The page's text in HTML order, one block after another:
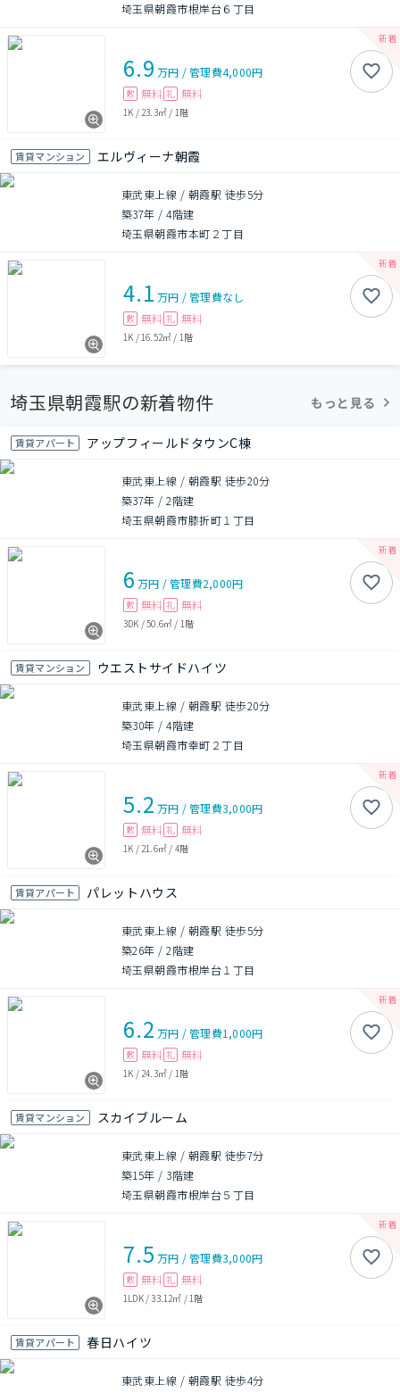
埼玉県朝霞市根岸台６丁目
6.9 万円 /管理費4,000円
敷 無料 礼 無料
1K / 23.3㎡ / 1階
賃貸マンション エルヴィーナ朝霞
東武東上線 / 朝霞駅 徒歩5分
築37年 /4階建
埼玉県朝霞市本町２丁目
4.1 万円 /管理費なし
敷 無料 礼 無料
1K / 16.52㎡ / 1階
埼玉県朝霞駅の新着物件 もっと見る
賃貸アパート アップフィールドタウンC棟
東武東上線 / 朝霞駅 徒歩20分
築37年 /2階建
埼玉県朝霞市膝折町１丁目
6 万円 /管理費2,000円
敷 無料 礼 無料
3DK /50.6㎡ / 1階
賃貸マンション ウエストサイドハイツ
東武東上線 / 朝霞駅 徒歩20分
築30年 /4階建
埼玉県朝霞市幸町２丁目
5.2 万円 /管理費3,000円
敷 無料 礼 無料
1K / 21.6㎡ / 4階
賃貸アパート パレットハウス
東武東上線 / 朝霞駅 徒歩5分
築26年 /2階建
埼玉県朝霞市根岸台１丁目
6.2 万円 /管理費1,000円
敷 無料 礼 無料
1K / 24.3㎡ / 1階
賃貸マンション スカイブルーム
東武東上線 / 朝霞駅 徒歩7分
築15年 / 3階建
埼玉県朝霞市根岸台５丁目
7.5 万円 /管理費3,000円
敷 無料 礼 無料
1LDK/33.12㎡ / 1階
賃貸アパート 春日ハイツ
東武東上線 / 朝霞駅 徒歩4分